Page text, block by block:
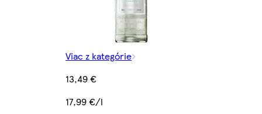
Viac z kategórie
13,49 €
17,99 €/l